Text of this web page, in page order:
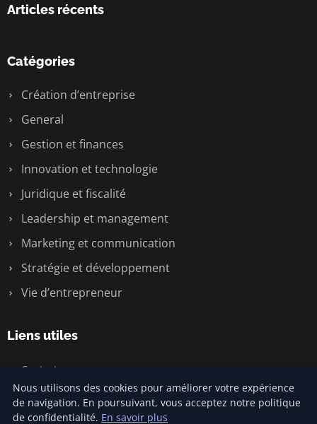
Articles récents
Catégories
Création d’entreprise
General
Gestion et finances
Innovation et technologie
Juridique et fiscalité
Leadership et management
Marketing et communication
Stratégie et développement
Vie d’entrepreneur
Liens utiles
Contact
Nous utilisons des cookies pour améliorer votre expérience
de navigation. En poursuivant, vous acceptez notre politique
de confidentialité. En savoir plus